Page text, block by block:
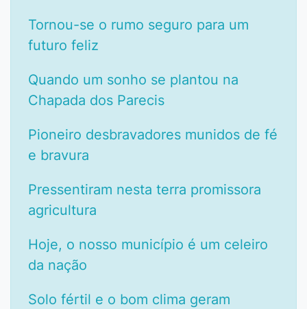
Tornou-se o rumo seguro para um
futuro feliz
Quando um sonho se plantou na
Chapada dos Parecis
Pioneiro desbravadores munidos de fé
e bravura
Pressentiram nesta terra promissora
agricultura
Hoje, o nosso município é um celeiro
da nação
Solo fértil e o bom clima geram